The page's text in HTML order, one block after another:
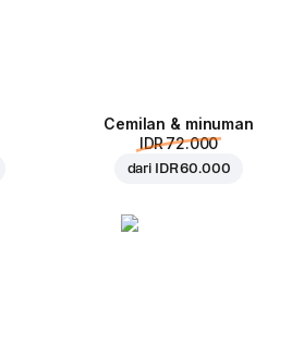
Cemilan & minuman
IDR 72.000
dari IDR 60.000